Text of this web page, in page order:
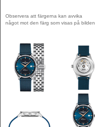
Observera att färgerna kan avvika
något mot den färg som visas på bilden